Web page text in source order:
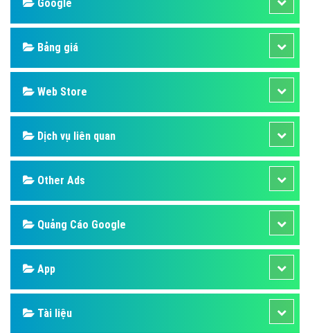
Google
Bảng giá
Web Store
Dịch vụ liên quan
Other Ads
Quảng Cáo Google
App
Tài liệu